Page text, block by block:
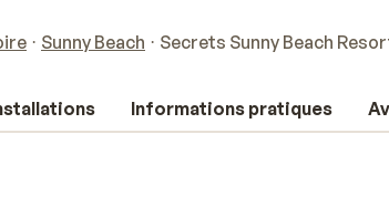
Sunny Beach Secrets Sunny Beach
Informations pratiques